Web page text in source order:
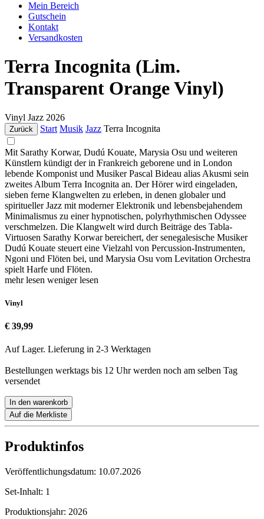
Mein Bereich
Gutschein
Kontakt
Versandkosten
Terra Incognita (Lim.
Transparent Orange Vinyl)
Vinyl Jazz 2026
Zurück Start Musik Jazz Terra Incognita
Mit Sarathy Korwar, Dudú Kouate, Marysia Osu und weiteren
Künstlern kündigt der in Frankreich geborene und in London
lebende Komponist und Musiker Pascal Bideau alias Akusmi sein
zweites Album Terra Incognita an. Der Hörer wird eingeladen,
sieben ferne Klangwelten zu erleben, in denen globaler und
spiritueller Jazz mit moderner Elektronik und lebensbejahendem
Minimalismus zu einer hypnotischen, polyrhythmischen Odyssee
verschmelzen. Die Klangwelt wird durch Beiträge des Tabla-
Virtuosen Sarathy Korwar bereichert, der senegalesische Musiker
Dudú Kouate steuert eine Vielzahl von Percussion-Instrumenten,
Ngoni und Flöten bei, und Marysia Osu vom Levitation Orchestra
spielt Harfe und Flöten.
mehr lesen weniger lesen
Vinyl
€ 39,99
Auf Lager. Lieferung in 2-3 Werktagen
Bestellungen werktags bis 12 Uhr werden noch am selben Tag
versendet
In den warenkorb
Auf die Merkliste
Produktinfos
Veröffentlichungsdatum: 10.07.2026
Set-Inhalt: 1
Produktionsjahr: 2026